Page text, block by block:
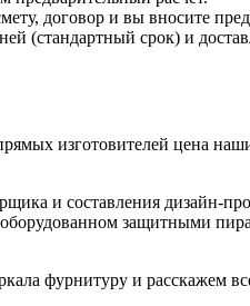
договор и вы вносите
(стандартный срок) и
изготовителей цена
и составления дизайн-
оборудованном защитными
фурнитуру и расскажем